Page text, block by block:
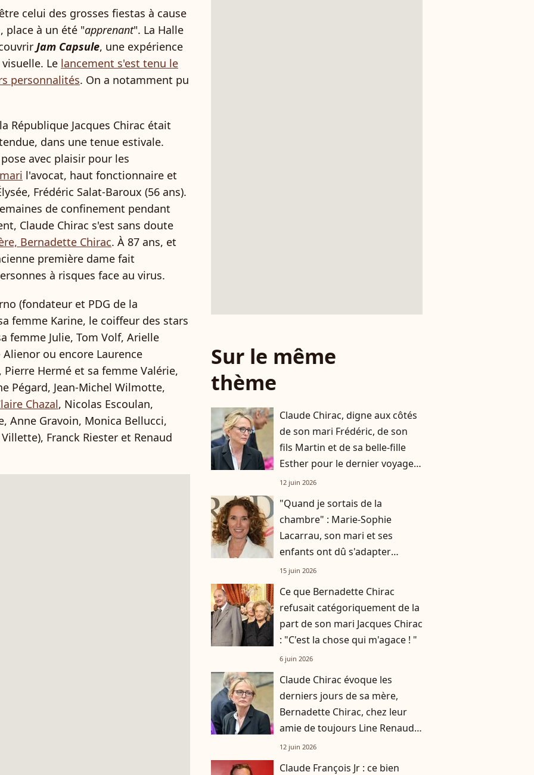
celui des grosses fiestas à cause
place à un été "apprenant". La Halle
Jam Capsule, une expérience
Le lancement s'est tenu le
personnalités. On a notamment pu
République Jacques Chirac était
dans une tenue estivale.
avec plaisir pour les
l'avocat, haut fonctionnaire et
Frédéric Salat-Baroux (56 ans).
de confinement pendant
Claude Chirac s'est sans doute
Bernadette Chirac. À 87 ans, et
première dame fait
à risques face au virus.
(fondateur et PDG de la
femme Karine, le coiffeur des stars
femme Julie, Tom Volf, Arielle
ou encore Laurence
Hermé et sa femme Valérie,
Pégard, Jean-Michel Wilmotte,
Chazal, Nicolas Escoulan,
Anne Gravoin, Monica Bellucci,
Franck Riester et Renaud
Sur le même
thème
Claude Chirac, digne aux côtés
de son mari Frédéric, de son
fils Martin et de sa belle-fille
Esther pour le dernier voyage
de Bernadette Chirac
12 juin 2026
"Quand je sortais de la
chambre" : Marie-Sophie
Lacarrau, son mari et ses
enfants ont dû s'adapter
pendant sa convalescence
15 juin 2026
Ce que Bernadette Chirac
refusait catégoriquement de la
part de son mari Jacques Chirac
: "C'est la chose qui m'agace ! "
6 juin 2026
Claude Chirac évoque les
derniers jours de sa mère,
Bernadette Chirac, chez leur
amie de toujours Line Renaud :
"un paradis d’amour, de fleurs,
12 juin 2026
Claude François Jr : ce bien